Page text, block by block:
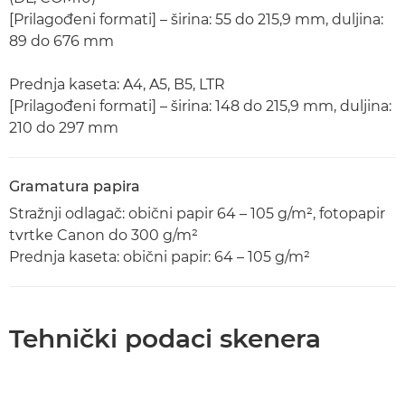
[Prilagođeni formati] – širina: 55 do 215,9 mm, duljina:
89 do 676 mm
Prednja kaseta: A4, A5, B5, LTR
[Prilagođeni formati] – širina: 148 do 215,9 mm, duljina:
210 do 297 mm
Gramatura papira
Stražnji odlagač: obični papir 64 – 105 g/m², fotopapir
tvrtke Canon do 300 g/m²
Prednja kaseta: obični papir: 64 – 105 g/m²
Tehnički podaci skenera